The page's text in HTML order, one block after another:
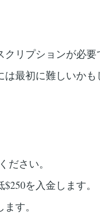
リプションが必要
最初に難しいかも
ださい。
を入金します。
す。